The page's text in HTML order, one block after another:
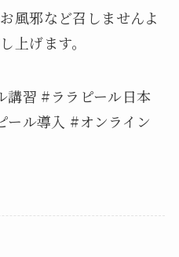
風邪など召しませんよ
上げます。
講習 #ララピール日本
ール導入 #オンライン